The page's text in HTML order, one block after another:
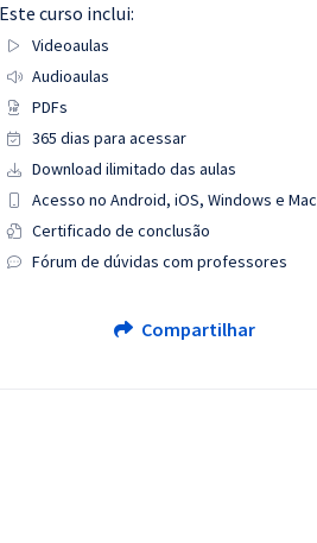
Este curso inclui:
Videoaulas
Audioaulas
PDFs
365 dias para acessar
Download ilimitado das aulas
Acesso no Android, iOS, Windows e Mac
Certificado de conclusão
Fórum de dúvidas com professores
Compartilhar